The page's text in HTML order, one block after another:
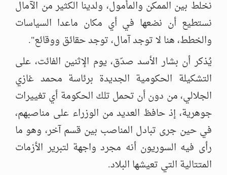
نخلط بين الممكن والمأمول، ولدينا الكثير من الآمال
نستطيع أن نضعها في أي مكان ماعدا السياسات
والخطط، هنا لا توجد آمال، توجد حقائق ووقائع".
يُذكر أن بشار الأسد صدّق، يوم الإثنين الفائت، على
التشكيلة الحكومية الجديدة برئاسة محمد غازي
الجلالي، من دون أن تحمل تلك الحكومة أي تغييرات
جوهرية، إذ حافظ العديد من الوزراء على مناصبهم،
في حين جرى تبادل المناصب بين قسم آخر، وهو ما
رأى فيه السوريون أنه مجرد واجهة لتبرير الأزمات
المتتالية التي تعيشها البلاد.